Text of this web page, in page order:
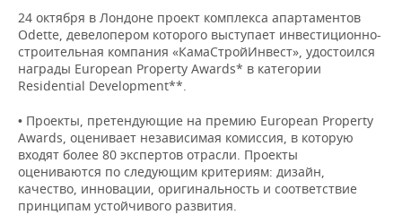
КОРОЛИ ГОСЗАКАЗА ПФО
ВУЗЫ ТАТАРСТАНА
ТОРГОВЫЕ ЦЕНТРЫ
ТАТАРСТАНА
ФИНАНСЫ
БАНКИ
ИНВЕСТИЦИИ
НОВОСТИ
ПРОМЫШЛЕННОСТИ
АГРОПРОМ
МАШИНОСТРОЕНИЕ
НЕФТЕХИМИЯ
НЕФТЬ
НЕДВИЖИМОСТЬ
НОВОСТИ НЕДВИЖИМОСТИ
АВТО
НОВОСТИ БИЗНЕСА
РОЗНИЧНАЯ ТОРГОВЛЯ
ТЕХНОЛОГИИ
НОВОСТИ ТЕХНОЛОГИЙ
МЕРОПРИЯТИЯ
24 октября в Лондоне проект комплекса апартаментов
Odette, девелопером которого выступает инвестиционно-
строительная компания «КамаСтройИнвест», удостоился
награды European Property Awards* в категории
Residential Development**.
• Проекты, претендующие на премию European Property
Awards, оценивает независимая комиссия, в которую
входят более 80 экспертов отрасли. Проекты
оцениваются по следующим критериям: дизайн,
качество, инновации, оригинальность и соответствие
принципам устойчивого развития.